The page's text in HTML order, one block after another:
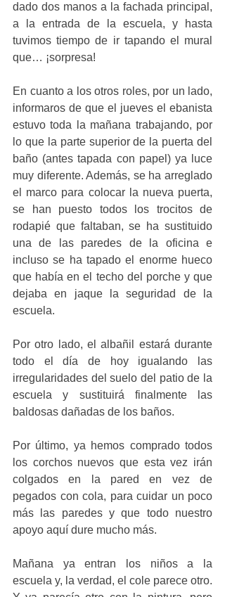
dado dos manos a la fachada principal,
a la entrada de la escuela, y hasta
tuvimos tiempo de ir tapando el mural
que… ¡sorpresa!
En cuanto a los otros roles, por un lado,
informaros de que el jueves el ebanista
estuvo toda la mañana trabajando, por
lo que la parte superior de la puerta del
baño (antes tapada con papel) ya luce
muy diferente. Además, se ha arreglado
el marco para colocar la nueva puerta,
se han puesto todos los trocitos de
rodapié que faltaban, se ha sustituido
una de las paredes de la oficina e
incluso se ha tapado el enorme hueco
que había en el techo del porche y que
dejaba en jaque la seguridad de la
escuela.
Por otro lado, el albañil estará durante
todo el día de hoy igualando las
irregularidades del suelo del patio de la
escuela y sustituirá finalmente las
baldosas dañadas de los baños.
Por último, ya hemos comprado todos
los corchos nuevos que esta vez irán
colgados en la pared en vez de
pegados con cola, para cuidar un poco
más las paredes y que todo nuestro
apoyo aquí dure mucho más.
Mañana ya entran los niños a la
escuela y, la verdad, el cole parece otro.